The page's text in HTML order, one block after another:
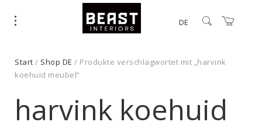
DE
Start / Shop DE / Produkte verschlagwortet mit „harvink
koehuid meubel“
harvink koehuid